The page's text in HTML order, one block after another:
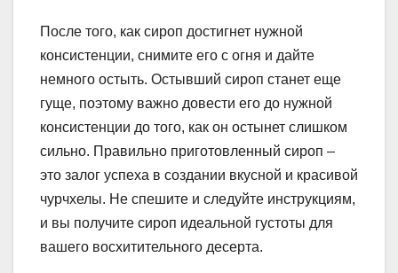
После того, как сироп достигнет нужной
консистенции, снимите его с огня и дайте
немного остыть. Остывший сироп станет еще
гуще, поэтому важно довести его до нужной
консистенции до того, как он остынет слишком
сильно. Правильно приготовленный сироп –
это залог успеха в создании вкусной и красивой
чурчхелы. Не спешите и следуйте инструкциям,
и вы получите сироп идеальной густоты для
вашего восхитительного десерта.